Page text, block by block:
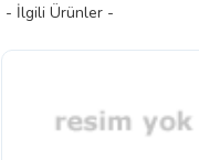
- İlgili Ürünler -